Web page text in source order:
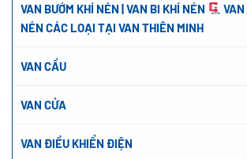
VAN BƯỚM KHÍ NÉN | VAN BI KHÍ NÉN
NÉN CÁC LOẠI TẠI VAN THIÊN MINH
VAN CẦU
VAN CỬA
VAN ĐIỀU KHIỂN ĐIỆN